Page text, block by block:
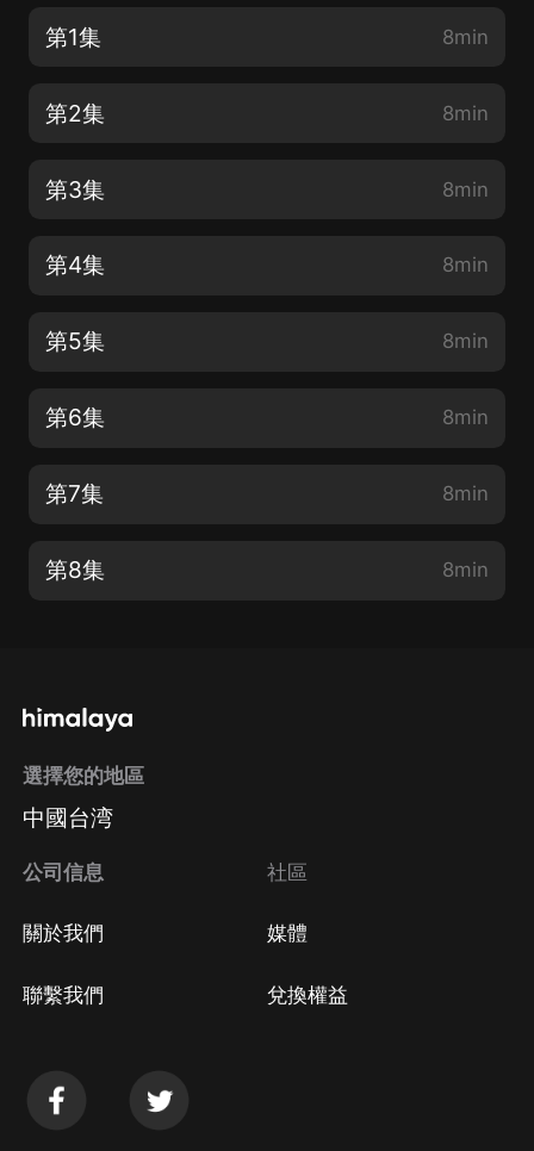
第1集 8min
第2集 8min
第3集 8min
第4集 8min
第5集 8min
第6集 8min
第7集 8min
第8集 8min
選擇您的地區
中國台湾
公司信息
關於我們
聯繫我們
社區
媒體
兌換權益